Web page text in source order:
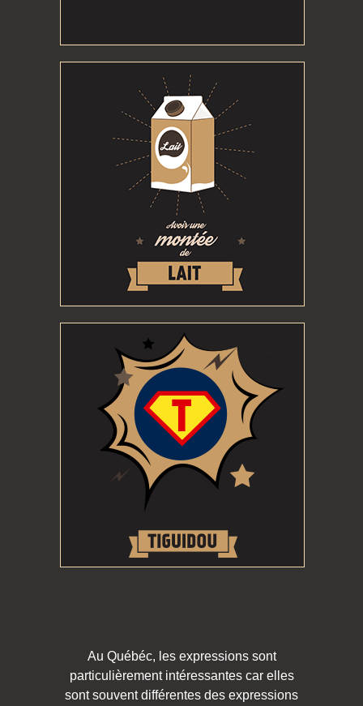
Au Québéc, les expressions sont
particulièrement intéressantes car elles
sont souvent différentes des expressions